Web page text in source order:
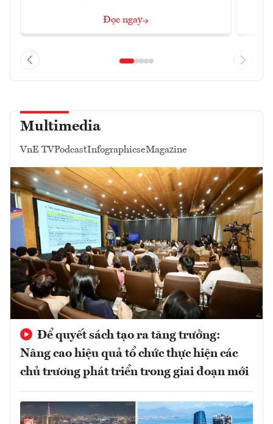
Đọc ngay
Multimedia
VnE TVPodcastInfographicseMagazine
Để quyết sách tạo ra tăng trưởng:
Nâng cao hiệu quả tổ chức thực hiện các
chủ trương phát triển trong giai đoạn mới